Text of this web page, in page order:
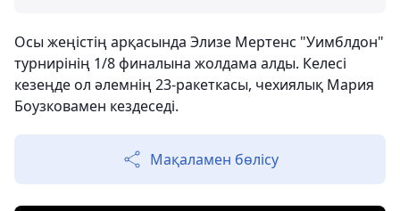
Осы жеңістің арқасында Элизе Мертенс "Уимблдон"
турнирінің 1/8 финалына жолдама алды. Келесі
кезеңде ол әлемнің 23-ракеткасы, чехиялық Мария
Боузковамен кездеседі.
Мақаламен бөлісу